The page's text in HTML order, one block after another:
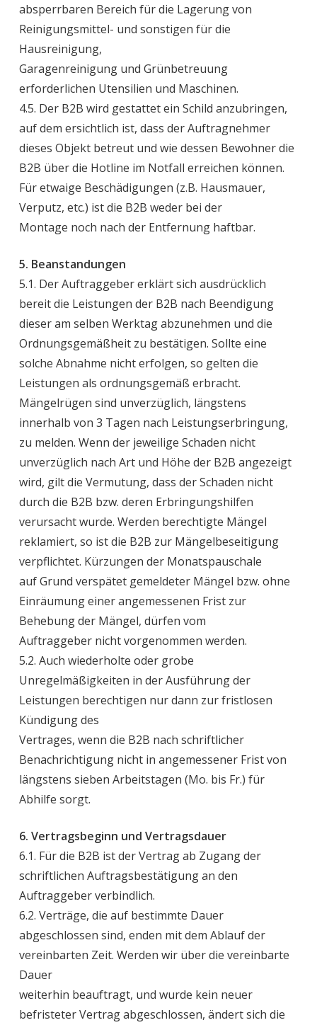
absperrbaren Bereich für die Lagerung von
Reinigungsmittel- und sonstigen für die
Hausreinigung,
Garagenreinigung und Grünbetreuung
erforderlichen Utensilien und Maschinen.
4.5. Der B2B wird gestattet ein Schild anzubringen,
auf dem ersichtlich ist, dass der Auftragnehmer
dieses Objekt betreut und wie dessen Bewohner die
B2B über die Hotline im Notfall erreichen können.
Für etwaige Beschädigungen (z.B. Hausmauer,
Verputz, etc.) ist die B2B weder bei der
Montage noch nach der Entfernung haftbar.
5. Beanstandungen
5.1. Der Auftraggeber erklärt sich ausdrücklich
bereit die Leistungen der B2B nach Beendigung
dieser am selben Werktag abzunehmen und die
Ordnungsgemäßheit zu bestätigen. Sollte eine
solche Abnahme nicht erfolgen, so gelten die
Leistungen als ordnungsgemäß erbracht.
Mängelrügen sind unverzüglich, längstens
innerhalb von 3 Tagen nach Leistungserbringung,
zu melden. Wenn der jeweilige Schaden nicht
unverzüglich nach Art und Höhe der B2B angezeigt
wird, gilt die Vermutung, dass der Schaden nicht
durch die B2B bzw. deren Erbringungshilfen
verursacht wurde. Werden berechtigte Mängel
reklamiert, so ist die B2B zur Mängelbeseitigung
verpflichtet. Kürzungen der Monatspauschale
auf Grund verspätet gemeldeter Mängel bzw. ohne
Einräumung einer angemessenen Frist zur
Behebung der Mängel, dürfen vom
Auftraggeber nicht vorgenommen werden.
5.2. Auch wiederholte oder grobe
Unregelmäßigkeiten in der Ausführung der
Leistungen berechtigen nur dann zur fristlosen
Kündigung des
Vertrages, wenn die B2B nach schriftlicher
Benachrichtigung nicht in angemessener Frist von
längstens sieben Arbeitstagen (Mo. bis Fr.) für
Abhilfe sorgt.
6. Vertragsbeginn und Vertragsdauer
6.1. Für die B2B ist der Vertrag ab Zugang der
schriftlichen Auftragsbestätigung an den
Auftraggeber verbindlich.
6.2. Verträge, die auf bestimmte Dauer
abgeschlossen sind, enden mit dem Ablauf der
vereinbarten Zeit. Werden wir über die vereinbarte
Dauer
weiterhin beauftragt, und wurde kein neuer
befristeter Vertrag abgeschlossen, ändert sich die